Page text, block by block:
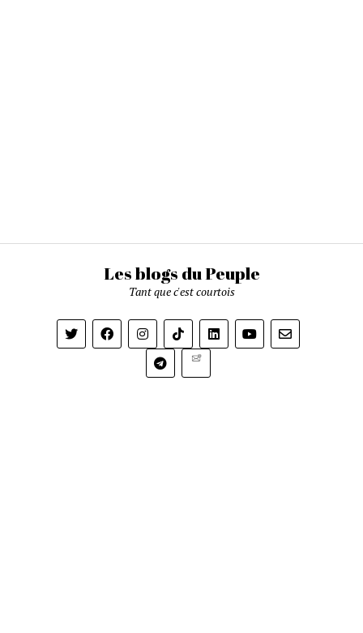
Les blogs du Peuple
Tant que c'est courtois